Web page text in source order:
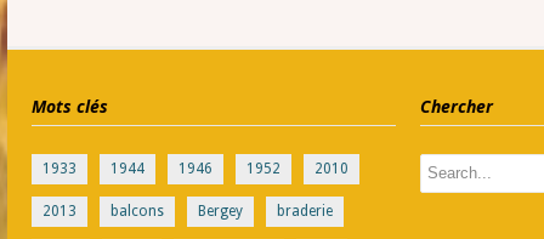
Mots clés
1933 1944 1946 1952 2010
2013 balcons Bergey braderie
Chercher